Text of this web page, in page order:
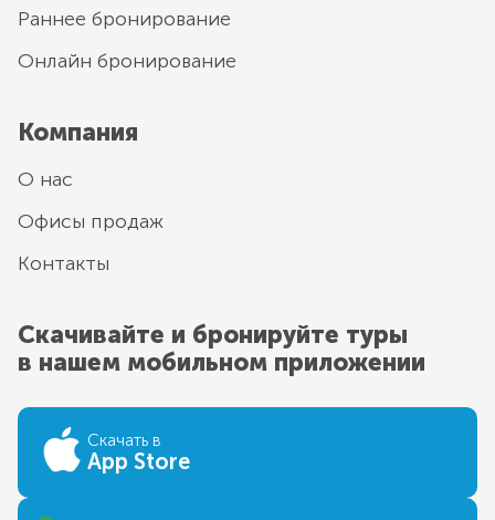
Раннее бронирование
Онлайн бронирование
Компания
О нас
Офисы продаж
Контакты
Скачивайте и бронируйте туры
в нашем мобильном приложении
Скачать в
App Store